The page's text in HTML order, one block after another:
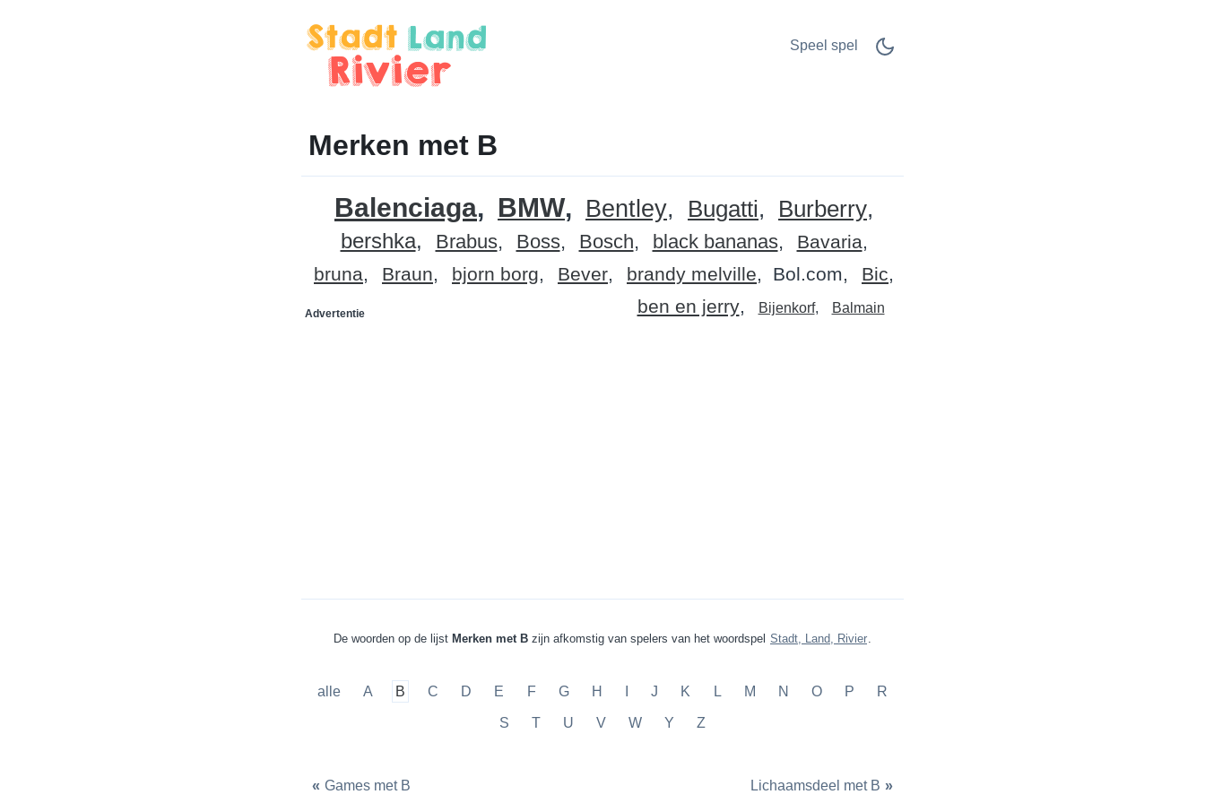
Speel spel
Merken met B
Balenciaga BMW Bentley Bugatti Burberry
bershka Brabus Boss Bosch black bananas
Bavaria
bruna
Braun bjorn borg Bever
Advertentie
brandy melville Bol.com
Bic
ben en jerry
Bijenkorf Balmain
De woorden op de lijst Merken met B zijn afkomstig van spelers van het woordspel Stadt, Land, Rivier.
alle A B C D E F G H J K L M N O P R
S T U V W Y Z
« Games met B Lichaamsdeel met B »